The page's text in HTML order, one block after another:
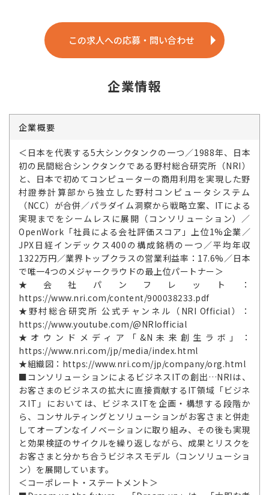
この求人への応募・問い合わせ
企業情報
企業概要
＜日本を代表する5大シンクタンクの一つ／1988年、日本
初の民間総合シンクタンクである野村総合研究所（NRI）
と、日本で初めてコンピューターの商用利用を実現した野
村證券計算部から独立した野村コンピュータシステム
（NCC）が合併／パラダイム洞察から戦略立案、ITによる
実現までをシームレスに展開（コンソリューション）／
OpenWork「社員による会社評価スコア」上位1%企業／
JPX日経インデックス400の構成銘柄の一つ／平均年収
1322万円／業界トップクラスの営業利益率：17.6%／日本
で唯一4つのメジャークラウドの最上位パートナー＞
★会社パンフレット：
https://www.nri.com/content/900038233.pdf
★野村総合研究所 公式チャンネル（NRI Official）：
https://www.youtube.com/@NRIofficial
★オウンドメディア「&N未来創生ラボ」：
https://www.nri.com/jp/media/index.html
★組織図：https://www.nri.com/jp/company/org.html
■コンソリューションによるビジネスITの創出…NRIは、
お客さまのビジネスの拡大に直接貢献するIT領域「ビジネ
スIT」においては、ビジネスITを企画・構想する段階か
ら、コンサルティングとソリューションがお客さまと併走
してオープンなイノベーションに取り組み、その後も実現
と効果検証のサイクルを繰り返しながら、成果とリスクを
お客さまと分かち合うビジネスモデル（コンソリューショ
ン）を展開しています。
＜コーポレート・ステートメント＞